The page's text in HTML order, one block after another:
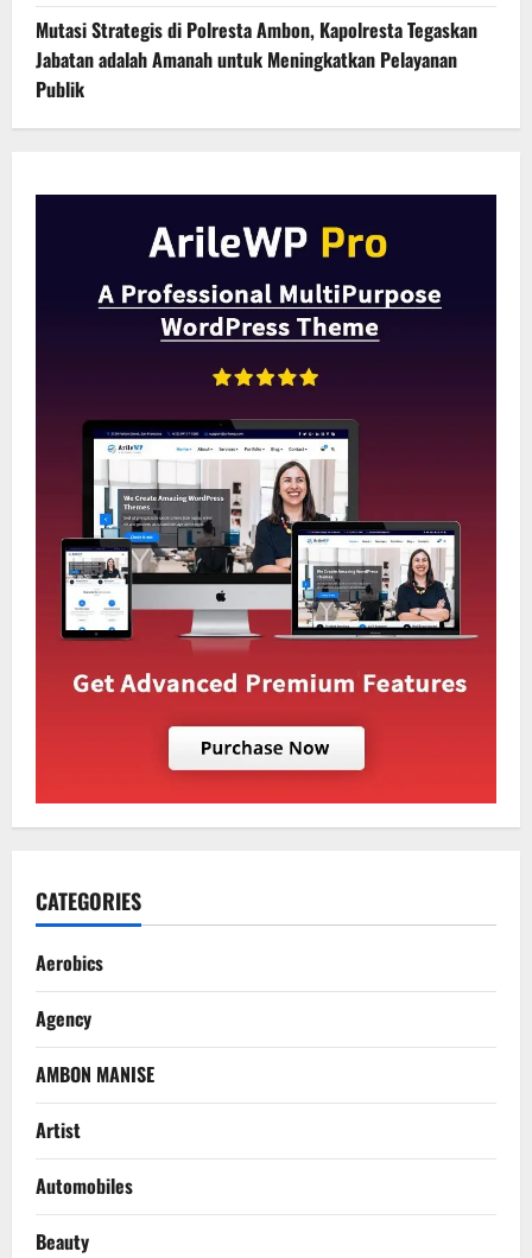
Mutasi Strategis di Polresta Ambon, Kapolresta Tegaskan
Jabatan adalah Amanah untuk Meningkatkan Pelayanan
Publik
CATEGORIES
Aerobics
Agency
AMBON MANISE
Artist
Automobiles
Beauty